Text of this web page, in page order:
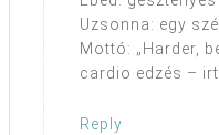
Uzsonna: egy
Mottó: „Harder,
cardio edzés –
Reply